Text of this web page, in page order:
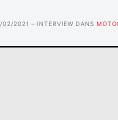
2021 – INTERVIEW DANS